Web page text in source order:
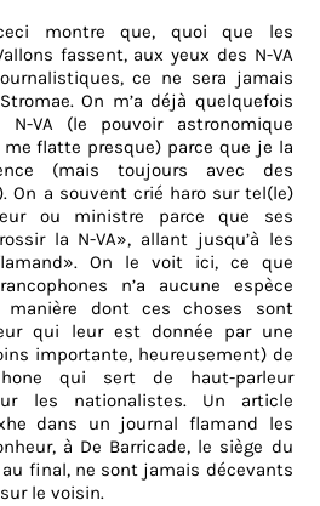
montre que, quoi que les
fassent, aux yeux des N-VA
ce ne sera jamais
On m’a déjà quelquefois
N-VA (le pouvoir astronomique
flatte presque) parce que je la
(mais toujours avec des
On a souvent crié haro sur tel(le)
ou ministre parce que ses
la N-VA», allant jusqu’à les
On le voit ici, ce que
n’a aucune espèce
manière dont ces choses sont
qui leur est donnée par une
importante, heureusement) de
qui sert de haut-parleur
les nationalistes. Un article
dans un journal flamand les
à De Barricade, le siège du
final, ne sont jamais décevants
le voisin.